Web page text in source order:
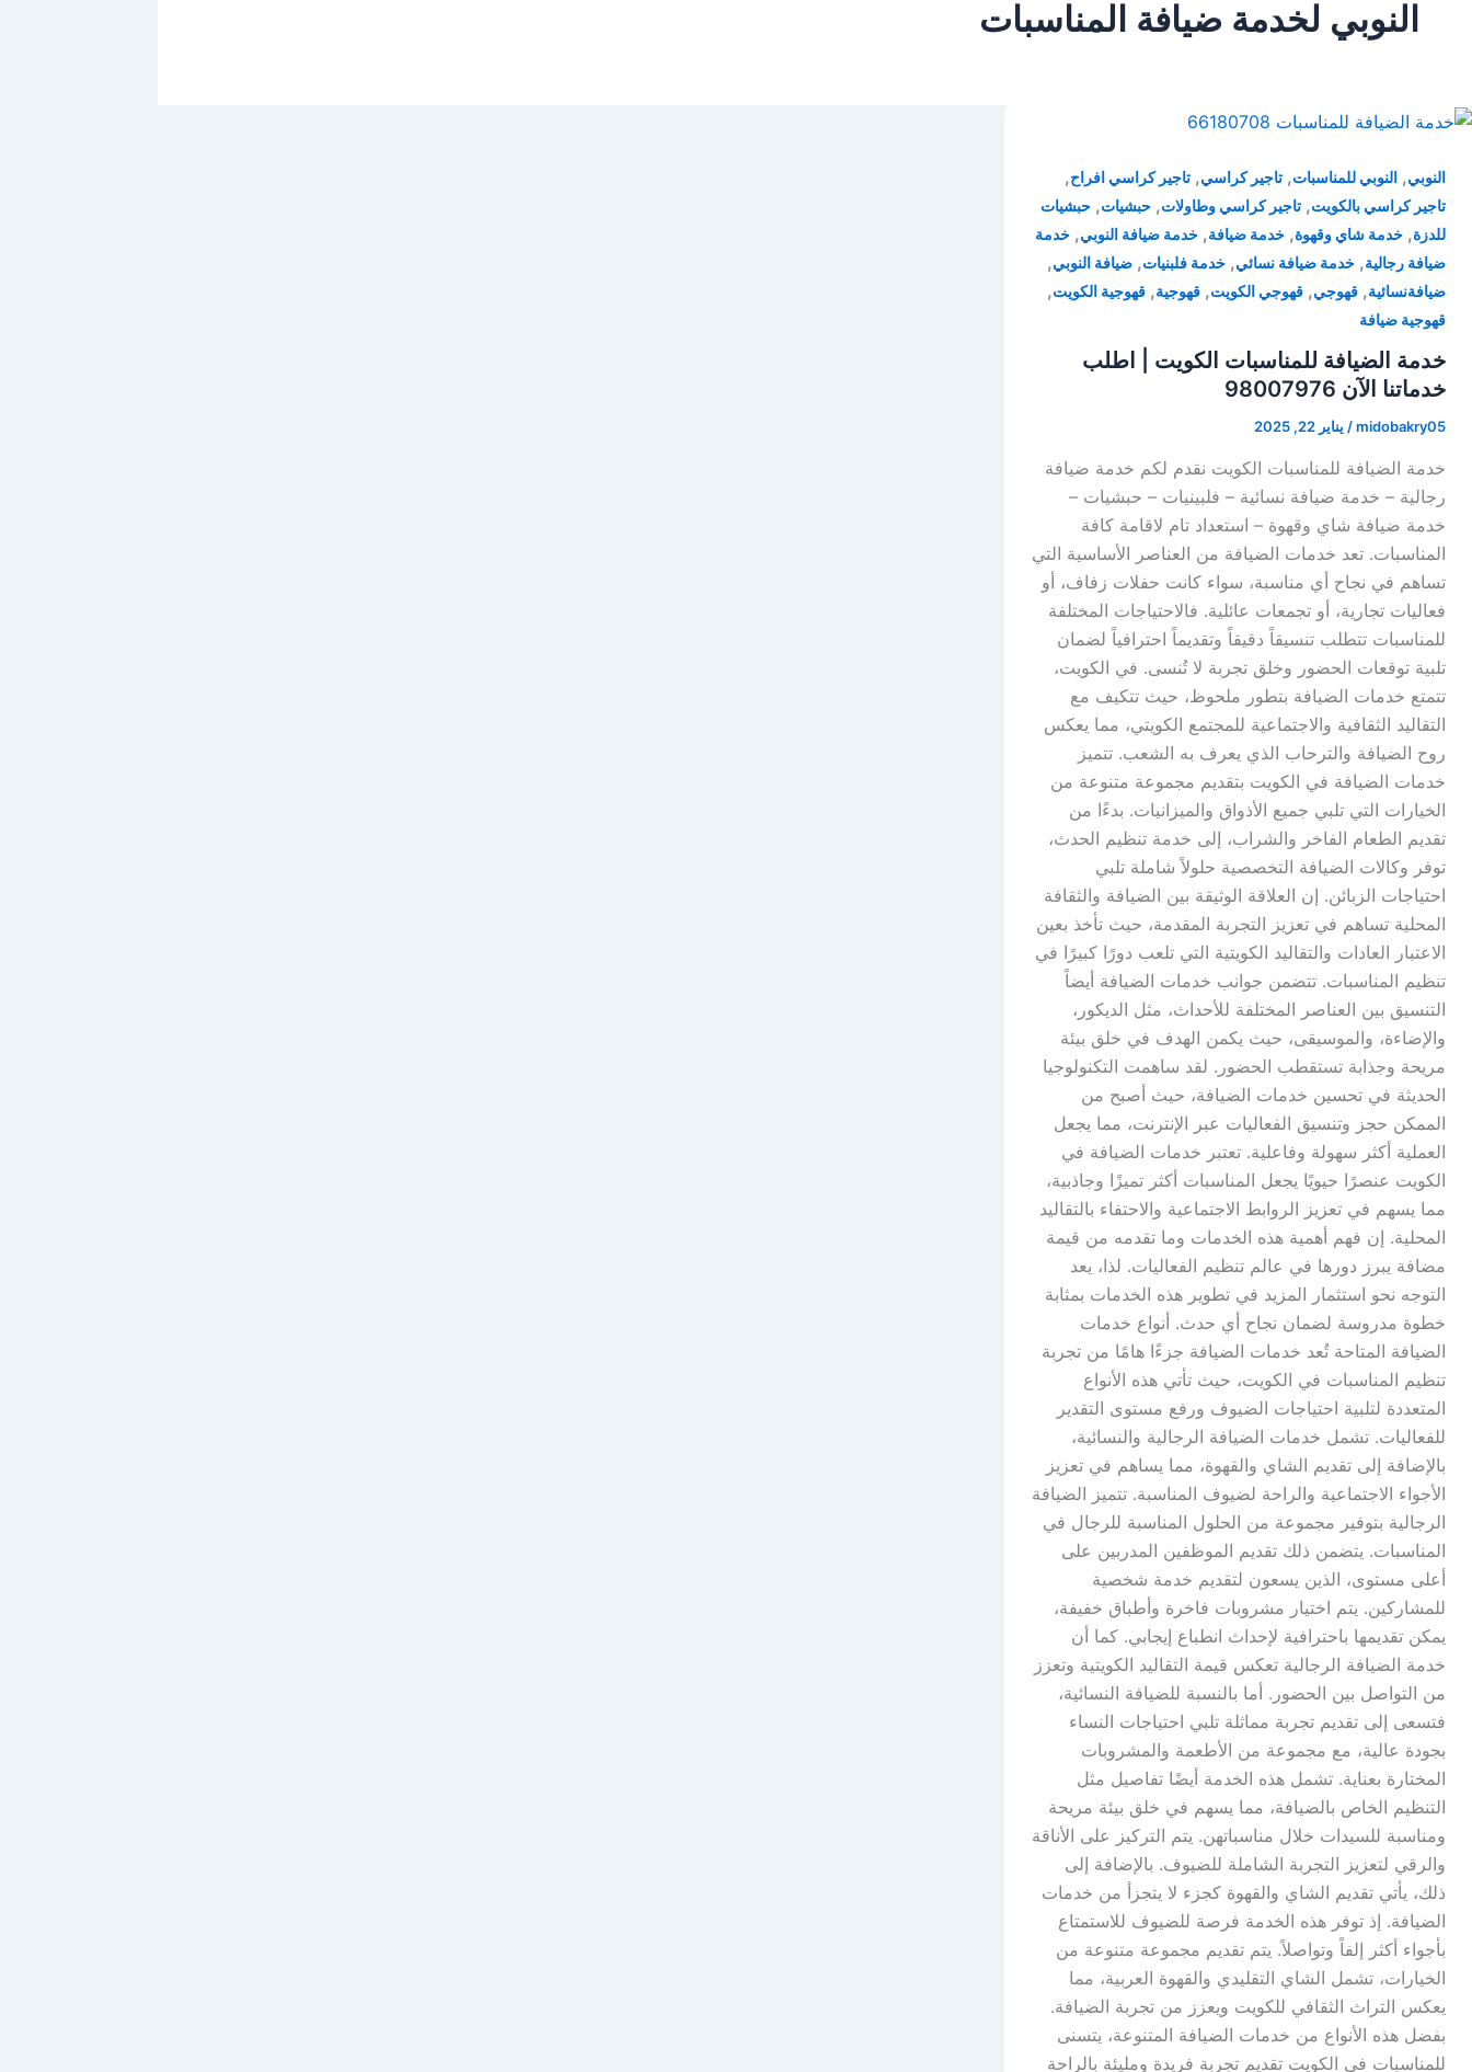
النوبي لخدمة ضيافة المناسبات
النوبي, النوبي للمناسبات, تاجير كراسي, تاجير كراسي افراح,
تاجير كراسي بالكويت, تاجير كراسي وطاولات, حبشيات, حبشيات
للدزة, خدمة شاي وقهوة, خدمة ضيافة, خدمة ضيافة النوبي, خدمة
ضيافة رجالية, خدمة ضيافة نسائي, خدمة فلبنيات, ضيافة النوبي,
ضيافةنسائية, قهوجي, قهوجي الكويت, قهوجية, قهوجية الكويت,
قهوجية ضيافة
خدمة الضيافة للمناسبات الكويت | اطلب
خدماتنا الآن 98007976
midobakry05
/ يناير 22, 2025
خدمة الضيافة للمناسبات الكويت نقدم لكم خدمة ضيافة
رجالية – خدمة ضيافة نسائية – فلبينيات – حبشيات –
خدمة ضيافة شاي وقهوة – استعداد تام لاقامة كافة
المناسبات. تعد خدمات الضيافة من العناصر الأساسية التي
تساهم في نجاح أي مناسبة، سواء كانت حفلات زفاف، أو
فعاليات تجارية، أو تجمعات عائلية. فالاحتياجات المختلفة
للمناسبات تتطلب تنسيقاً دقيقاً وتقديماً احترافياً لضمان
تلبية توقعات الحضور وخلق تجربة لا تُنسى. في الكويت،
تتمتع خدمات الضيافة بتطور ملحوظ، حيث تتكيف مع
التقاليد الثقافية والاجتماعية للمجتمع الكويتي، مما يعكس
روح الضيافة والترحاب الذي يعرف به الشعب. تتميز
خدمات الضيافة في الكويت بتقديم مجموعة متنوعة من
الخيارات التي تلبي جميع الأذواق والميزانيات. بدءًا من
تقديم الطعام الفاخر والشراب، إلى خدمة تنظيم الحدث،
توفر وكالات الضيافة التخصصية حلولاً شاملة تلبي
احتياجات الزبائن. إن العلاقة الوثيقة بين الضيافة والثقافة
المحلية تساهم في تعزيز التجربة المقدمة، حيث تأخذ بعين
الاعتبار العادات والتقاليد الكويتية التي تلعب دورًا كبيرًا في
تنظيم المناسبات. تتضمن جوانب خدمات الضيافة أيضاً
التنسيق بين العناصر المختلفة للأحداث، مثل الديكور،
والإضاءة، والموسيقى، حيث يكمن الهدف في خلق بيئة
مريحة وجذابة تستقطب الحضور. لقد ساهمت التكنولوجيا
الحديثة في تحسين خدمات الضيافة، حيث أصبح من
الممكن حجز وتنسيق الفعاليات عبر الإنترنت، مما يجعل
العملية أكثر سهولة وفاعلية. تعتبر خدمات الضيافة في
الكويت عنصرًا حيويًا يجعل المناسبات أكثر تميزًا وجاذبية،
مما يسهم في تعزيز الروابط الاجتماعية والاحتفاء بالتقاليد
المحلية. إن فهم أهمية هذه الخدمات وما تقدمه من قيمة
مضافة يبرز دورها في عالم تنظيم الفعاليات. لذا، يعد
التوجه نحو استثمار المزيد في تطوير هذه الخدمات بمثابة
خطوة مدروسة لضمان نجاح أي حدث. أنواع خدمات
الضيافة المتاحة تُعد خدمات الضيافة جزءًا هامًا من تجربة
تنظيم المناسبات في الكويت، حيث تأتي هذه الأنواع
المتعددة لتلبية احتياجات الضيوف ورفع مستوى التقدير
للفعاليات. تشمل خدمات الضيافة الرجالية والنسائية،
بالإضافة إلى تقديم الشاي والقهوة، مما يساهم في تعزيز
الأجواء الاجتماعية والراحة لضيوف المناسبة. تتميز الضيافة
الرجالية بتوفير مجموعة من الحلول المناسبة للرجال في
المناسبات. يتضمن ذلك تقديم الموظفين المدربين على
أعلى مستوى، الذين يسعون لتقديم خدمة شخصية
للمشاركين. يتم اختيار مشروبات فاخرة وأطباق خفيفة،
يمكن تقديمها باحترافية لإحداث انطباع إيجابي. كما أن
خدمة الضيافة الرجالية تعكس قيمة التقاليد الكويتية وتعزز
من التواصل بين الحضور. أما بالنسبة للضيافة النسائية،
فتسعى إلى تقديم تجربة مماثلة تلبي احتياجات النساء
بجودة عالية، مع مجموعة من الأطعمة والمشروبات
المختارة بعناية. تشمل هذه الخدمة أيضًا تفاصيل مثل
التنظيم الخاص بالضيافة، مما يسهم في خلق بيئة مريحة
ومناسبة للسيدات خلال مناسباتهن. يتم التركيز على الأناقة
والرقي لتعزيز التجربة الشاملة للضيوف. بالإضافة إلى
ذلك، يأتي تقديم الشاي والقهوة كجزء لا يتجزأ من خدمات
الضيافة. إذ توفر هذه الخدمة فرصة للضيوف للاستمتاع
بأجواء أكثر إلفاً وتواصلاً. يتم تقديم مجموعة متنوعة من
الخيارات، تشمل الشاي التقليدي والقهوة العربية، مما
يعكس التراث الثقافي للكويت ويعزز من تجربة الضيافة.
بفضل هذه الأنواع من خدمات الضيافة المتنوعة، يتسنى
للمناسبات في الكويت تقديم تجربة فريدة ومليئة بالراحة